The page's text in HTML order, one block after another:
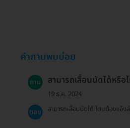
คำถามพบบ่อย
ถาม สามารถเลื่อนนัดได้หรือ
19 ธ.ค. 2024
ตอบ
สามารถเลื่อนนัดได้ โดยต้องแจ้ง